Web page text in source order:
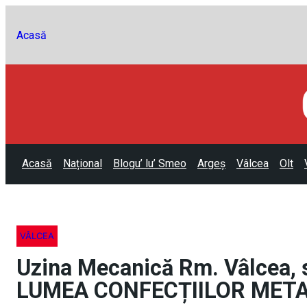
Acasă
Acasă Național Blogu’ lu’ Smeo Argeș Vâlcea Olt
VÂLCEA
Uzina Mecanică Rm.
LUMEA CONFECȚIILOR